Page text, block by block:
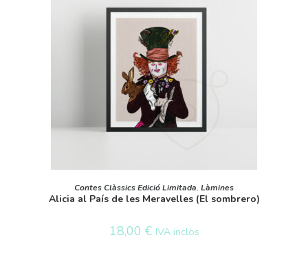
SELECT OPTIONS
Contes Clàssics Edició Limitada, Làmines
Alicia al País de les Meravelles (El sombrero)
18,00 € IVA inclòs